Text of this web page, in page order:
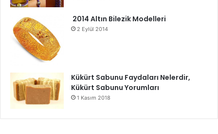
2014 Altın Bilezik Modelleri
2 Eylül 2014
Kükürt Sabunu Faydaları Nelerdir,
Kükürt Sabunu Yorumları
1 Kasım 2018